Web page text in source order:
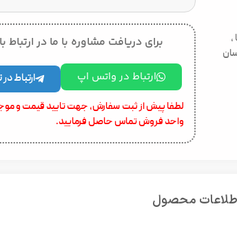
,
برای دریافت مشاوره با ما در ارتباط
ارتباط در واتس اپ ارتباط
لطفا پیش از ثبت سفارش، جهت تایید قیمت و
واحد فروش تماس حاصل فرمایید.
محصول